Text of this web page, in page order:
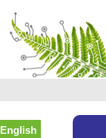
English